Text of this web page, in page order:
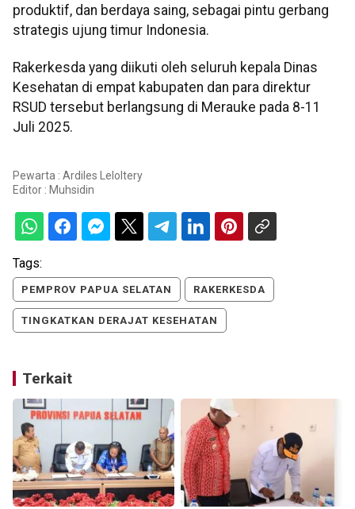
produktif, dan berdaya saing, sebagai pintu gerbang
strategis ujung timur Indonesia.
Rakerkesda yang diikuti oleh seluruh kepala Dinas
Kesehatan di empat kabupaten dan para direktur
RSUD tersebut berlangsung di Merauke pada 8-11
Juli 2025.
Pewarta : Ardiles Leloltery
Editor : Muhsidin
Tags:
PEMPROV PAPUA SELATAN RAKERKESDA
TINGKATKAN DERAJAT KESEHATAN
Terkait